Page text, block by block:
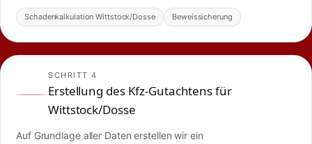
Schadenkalkulation Wittstock/Dosse Beweissicherung
SCHRITT 4
Erstellung des Kfz-Gutachtens für
Wittstock/Dosse
Auf Grundlage aller Daten erstellen wir ein